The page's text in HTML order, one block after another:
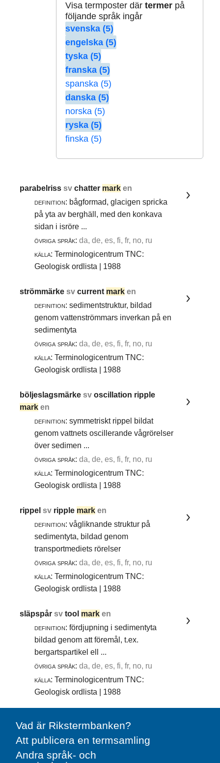
Visa termposter där termerpå
följande språk ingår
svenska (5)
engelska (5)
tyska (5)
franska (5)
spanska (5)
danska (5)
norska (5)
ryska (5)
finska (5)
parabelrisssvchatter mark en
definition: bågformad, glacigen spricka
på yta av berghäll, med den konkava
sidan i isröre ...
övriga språk: da, de, es, fi, fr, no, ru
källa: Terminologicentrum TNC:
Geologisk ordlista | 1988
strömmärkesvcurrent mark en
definition: sedimentstruktur, bildad
genom vattenströmmars inverkan på en
sedimentyta
övriga språk: da, de, es, fi, fr, no, ru
källa: Terminologicentrum TNC:
Geologisk ordlista | 1988
böljeslagsmärkesvoscillation ripple
mark en
definition: symmetriskt rippel bildat
genom vattnets oscillerande vågrörelser
över sedimen ...
övriga språk: da, de, es, fi, fr, no, ru
källa: Terminologicentrum TNC:
Geologisk ordlista | 1988
rippelsv ripple mark en
definition: vågliknande struktur på
sedimentyta, bildad genom
transportmediets rörelser
övriga språk: da, de, es, fi, fr, no, ru
källa: Terminologicentrum TNC:
Geologisk ordlista | 1988
släpspårsvtool mark en
definition: fördjupning i sedimentyta
bildad genom att föremål, t.ex.
bergartspartikel ell ...
övriga språk: da, de, es, fi, fr, no, ru
källa: Terminologicentrum TNC:
Geologisk ordlista | 1988
Vad är Rikstermbanken?
Att publicera en termsamling
Andra språk- och